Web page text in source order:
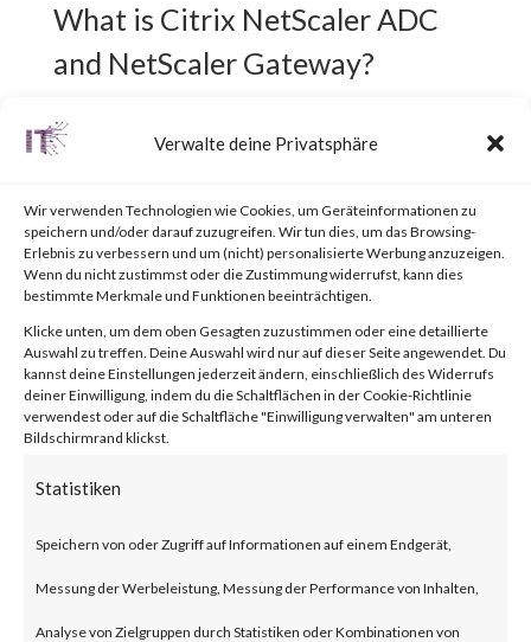
Verwalte deine Privatsphäre
Wir verwenden Technologien wie Cookies, um Geräteinformationen zu
speichern und/oder darauf zuzugreifen. Wir tun dies, um das Browsing-
Erlebnis zu verbessern und um (nicht) personalisierte Werbung anzuzeigen.
Wenn du nicht zustimmst oder die Zustimmung widerrufst, kann dies
bestimmte Merkmale und Funktionen beeinträchtigen.
Klicke unten, um dem oben Gesagten zuzustimmen oder eine detaillierte
Auswahl zu treffen. Deine Auswahl wird nur auf dieser Seite angewendet. Du
kannst deine Einstellungen jederzeit ändern, einschließlich des Widerrufs
deiner Einwilligung, indem du die Schaltflächen in der Cookie-Richtlinie
verwendest oder auf die Schaltfläche "Einwilligung verwalten" am unteren
Bildschirmrand klickst.
Statistiken
Speichern von oder Zugriff auf Informationen auf einem Endgerät,
Messung der Werbeleistung, Messung der Performance von Inhalten,
Analyse von Zielgruppen durch Statistiken oder Kombinationen von
What is Citrix NetScaler ADC
and NetScaler Gateway?
Citrix NetScaler ADC,
is an Application Delivery
Controller (ADC) designed to
achieve secure and optimized
network traffic.
Citrix NetScaler Gateway,
previously known as Citrix
designed to provide secure and
optimized remote access.